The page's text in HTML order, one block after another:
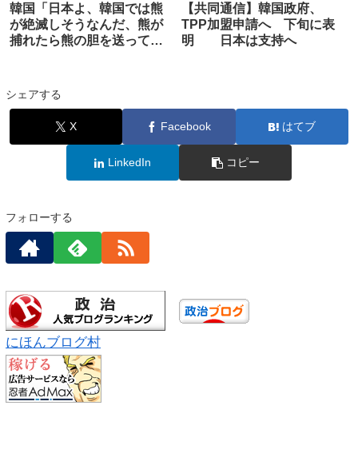
韓国「日本よ、韓国では熊
が絶滅しそうなんだ、熊が
捕れたら熊の胆を送ってく
【共同通信】韓国政府、
TPP加盟申請へ 下旬に表
明 日本は支持へ
シェアする
X Facebook はてブ
LinkedIn コピー
フォローする
にほんブログ村